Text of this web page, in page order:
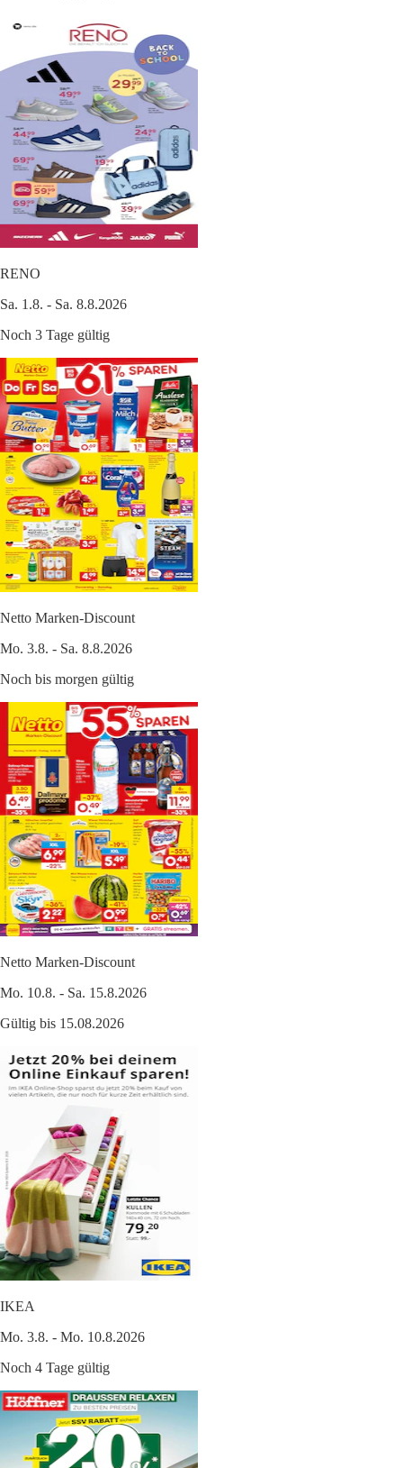
RENO
Sa. 1.8. - Sa. 8.8.2026
Noch 3 Tage gültig
Netto Marken-Discount
Mo. 3.8. - Sa. 8.8.2026
Noch bis morgen gültig
Netto Marken-Discount
Mo. 10.8. - Sa. 15.8.2026
Gültig bis 15.08.2026
IKEA
Mo. 3.8. - Mo. 10.8.2026
Noch 4 Tage gültig